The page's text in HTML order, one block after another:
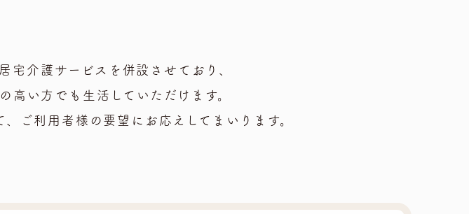
宅介護サービスを併設させており、
高い方でも生活していただけます。
ご利用者様の要望にお応えしてまいります。